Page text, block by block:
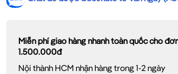
Miễn phí giao hàng nhanh toàn quốc cho
1.500.000đ
Nội thành HCM nhận hàng trong 1-2 ngày